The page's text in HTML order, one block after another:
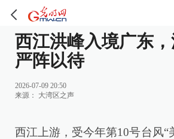
西江洪峰入境广东
严阵以待
2026-07-09 20:50
来源： 大湾区之声
西江上游，受今年第10号台风“